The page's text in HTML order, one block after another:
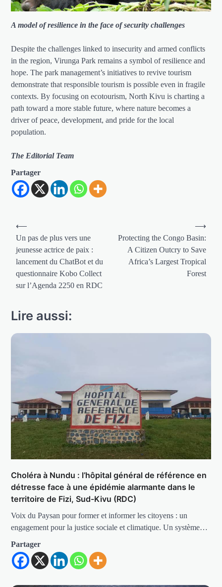
A model of resilience in the face of security challenges
Despite the challenges linked to insecurity and armed conflicts
in the region, Virunga Park remains a symbol of resilience and
hope. The park management’s initiatives to revive tourism
demonstrate that responsible tourism is possible even in fragile
contexts. By focusing on ecotourism, North Kivu is charting a
path toward a more stable future, where nature becomes a
driver of peace, development, and pride for the local
population.
The Editorial Team
Partager
Navigation
de
l’article
⟵
Un pas de plus vers une
jeunesse actrice de paix :
lancement du ChatBot et du
questionnaire Kobo Collect
sur l’Agenda 2250 en RDC
Protecting the Congo Basin:
A Citizen Outcry to Save
Africa’s Largest Tropical
Forest
⟶
Lire aussi:
Choléra à Nundu : l’hôpital général de référence en
détresse face à une épidémie alarmante dans le
territoire de Fizi, Sud-Kivu (RDC)
Voix du Paysan pour former et informer les citoyens : un
engagement pour la justice sociale et climatique. Un système…
Partager